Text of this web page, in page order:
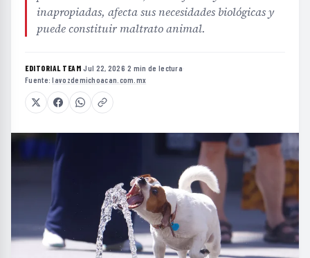
inapropiadas, afecta sus necesidades biológicas y
puede constituir maltrato animal.
EDITORIAL TEAM·Jul 22, 2026·2 min de lectura·
Fuente:lavozdemichoacan.com.mx